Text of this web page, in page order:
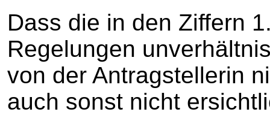
Dass die in den Ziffern
Regelungen
von der Antragstellerin
auch sonst nicht